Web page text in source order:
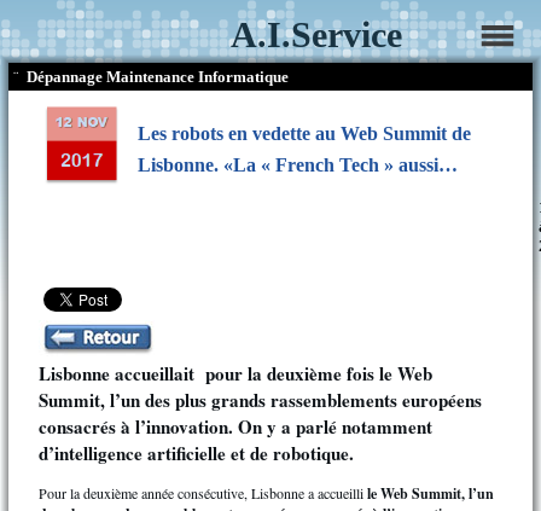
A.I.Service
¨ Dépannage Maintenance Informatique
Les robots en vedette au Web Summit de
Lisbonne. «La « French Tech » aussi…
Lisbonne accueillait pour la deuxième fois le Web
Summit, l’un des plus grands rassemblements européens
consacrés à l’innovation. On y a parlé notamment
d’intelligence artificielle et de robotique.
Pour la deuxième année consécutive, Lisbonne a accueillile Web Summit, l’un